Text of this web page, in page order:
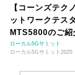
【コーンズテ
ットワークテス
MTS5800のご紹
ローカル5Gサミット
ローカル5Gサミット2025